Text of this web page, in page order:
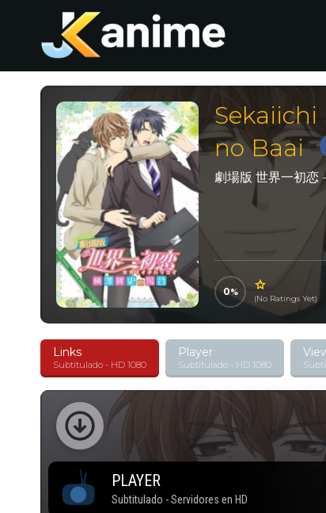
Sekaiichi
no Baai
劇場版 世界一初恋
0
(No Ratings Yet)
Links
Subtitulado - HD 1080
Player
Subtitulado - HD 1080